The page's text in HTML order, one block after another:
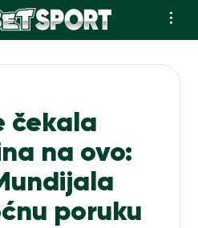
čekala
na ovo:
poruku